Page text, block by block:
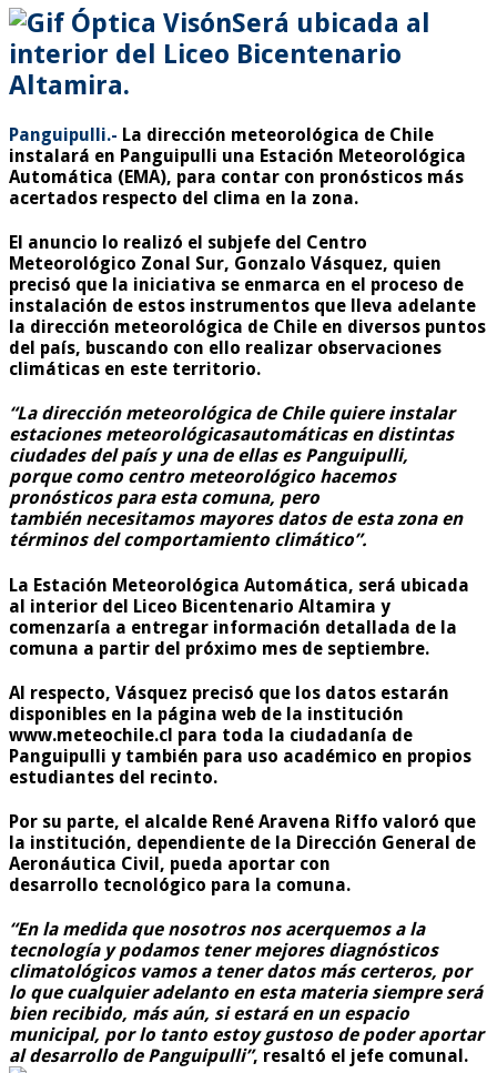
Será ubicada al
interior del Liceo Bicentenario
Altamira.
Panguipulli.- La dirección meteorológica de Chile
instalará en Panguipulli una Estación Meteorológica
Automática (EMA), para contar con pronósticos más
acertados respecto del clima en la zona.
El anuncio lo realizó el subjefe del Centro
Meteorológico Zonal Sur, Gonzalo Vásquez, quien
precisó que la iniciativa se enmarca en el proceso de
instalación de estos instrumentos que lleva adelante
la dirección meteorológica de Chile en diversos puntos
del país, buscando con ello realizar observaciones
climáticas en este territorio.
“La dirección meteorológica de Chile quiere instalar
estaciones meteorológicasautomáticas en distintas
ciudades del país y una de ellas es Panguipulli,
porque como centro meteorológico hacemos
pronósticos para esta comuna, pero
también necesitamos mayores datos de esta zona en
términos del comportamiento climático”.
La Estación Meteorológica Automática, será ubicada
al interior del Liceo Bicentenario Altamira y
comenzaría a entregar información detallada de la
comuna a partir del próximo mes de septiembre.
Al respecto, Vásquez precisó que los datos estarán
disponibles en la página web de la institución
www.meteochile.cl para toda la ciudadanía de
Panguipulli y también para uso académico en propios
estudiantes del recinto.
Por su parte, el alcalde René Aravena Riffo valoró que
la institución, dependiente de la Dirección General de
Aeronáutica Civil, pueda aportar con
desarrollo tecnológico para la comuna.
“En la medida que nosotros nos acerquemos a la
tecnología y podamos tener mejores diagnósticos
climatológicos vamos a tener datos más certeros, por
lo que cualquier adelanto en esta materia siempre será
bien recibido, más aún, si estará en un espacio
municipal, por lo tanto estoy gustoso de poder aportar
al desarrollo de Panguipulli”, resaltó el jefe comunal.